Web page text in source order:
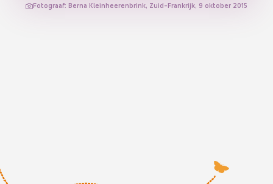
Fotograaf: Berna Kleinheerenbrink, Zuid-Frankrijk, 9 oktober 2015